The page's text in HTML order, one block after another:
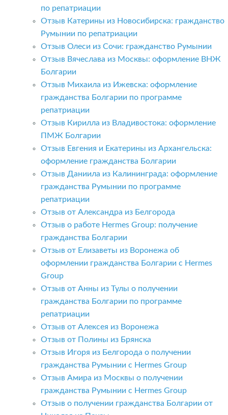
по репатриации
Отзыв Катерины из Новосибирска: гражданство
Румынии по репатриации
Отзыв Олеси из Сочи: гражданство Румынии
Отзыв Вячеслава из Москвы: оформление ВНЖ
Болгарии
Отзыв Михаила из Ижевска: оформление
гражданства Болгарии по программе
репатриации
Отзыв Кирилла из Владивостока: оформление
ПМЖ Болгарии
Отзыв Евгения и Екатерины из Архангельска:
оформление гражданства Болгарии
Отзыв Даниила из Калининграда: оформление
гражданства Румынии по программе
репатриации
Отзыв от Александра из Белгорода
Отзыв о работе Hermes Group: получение
гражданства Болгарии
Отзыв от Елизаветы из Воронежа об
оформлении гражданства Болгарии с Hermes
Group
Отзыв от Анны из Тулы о получении
гражданства Болгарии по программе
репатриации
Отзыв от Алексея из Воронежа
Отзыв от Полины из Брянска
Отзыв Игоря из Белгорода о получении
гражданства Румынии с Hermes Group
Отзыв Амира из Москвы о получении
гражданства Румынии с Hermes Group
Отзыв о получении гражданства Болгарии от